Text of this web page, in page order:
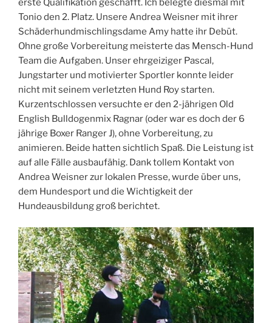
erste Qualifikation geschafft. Ich belegte diesmal mit
Tonio den 2. Platz. Unsere Andrea Weisner mit ihrer
Schäderhundmischlingsdame Amy hatte ihr Debüt.
Ohne große Vorbereitung meisterte das Mensch-Hund
Team die Aufgaben. Unser ehrgeiziger Pascal,
Jungstarter und motivierter Sportler konnte leider
nicht mit seinem verletzten Hund Roy starten.
Kurzentschlossen versuchte er den 2-jährigen Old
English Bulldogenmix Ragnar (oder war es doch der 6
jährige Boxer Ranger J), ohne Vorbereitung, zu
animieren. Beide hatten sichtlich Spaß. Die Leistung ist
auf alle Fälle ausbaufähig. Dank tollem Kontakt von
Andrea Weisner zur lokalen Presse, wurde über uns,
dem Hundesport und die Wichtigkeit der
Hundeausbildung groß berichtet.